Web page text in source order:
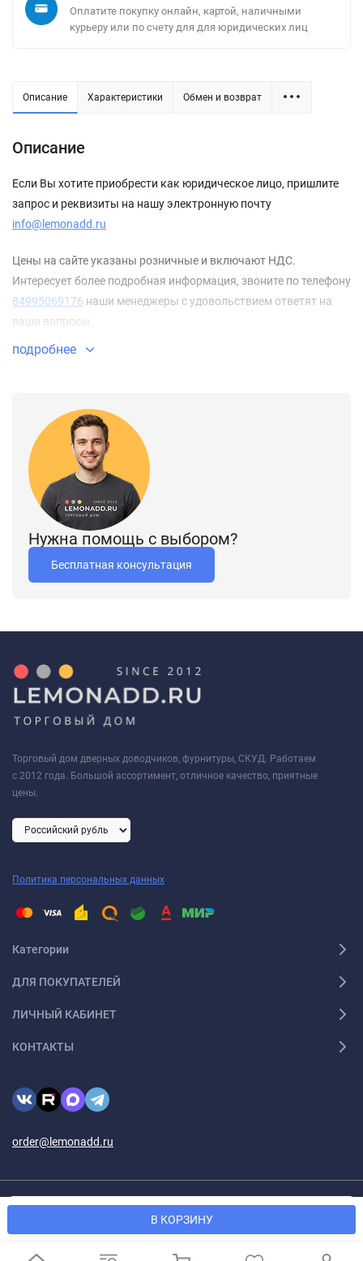
В КОРЗИНУ
Оплатите покупку онлайн, картой, наличными
курьеру или по счету для для юридических лиц
Описание Характеристики Обмен и возврат
Описание
Если Вы хотите приобрести как юридическое лицо, пришлите
запрос и реквизиты на нашу электронную почту
info@lemonadd.ru
Цены на сайте указаны розничные и включают НДС.
Интересует более подробная информация, звоните по телефону
84995069176 наши менеджеры с удовольствием ответят на
ваши вопросы.
Самовывоз со склада: Москва, Лианозовский проезд, дом 6.
Интернет-магазин Lemonadd.ru - официальный представитель
компании Dormakaba.
На нашем сайте можно выгодно купить автоматику для
входных групп dormakaba с сертификатом качества и
гарантией.
подробнее
Нужна помощь с выбором?
Бесплатная консультация
Торговый дом дверных доводчиков, фурнитуры, СКУД. Работаем
с 2012 года. Большой ассортимент, отличное качество, приятные
цены.
Политика персональных данных
Категории
ДЛЯ ПОКУПАТЕЛЕЙ
ЛИЧНЫЙ КАБИНЕТ
КОНТАКТЫ
order@lemonadd.ru